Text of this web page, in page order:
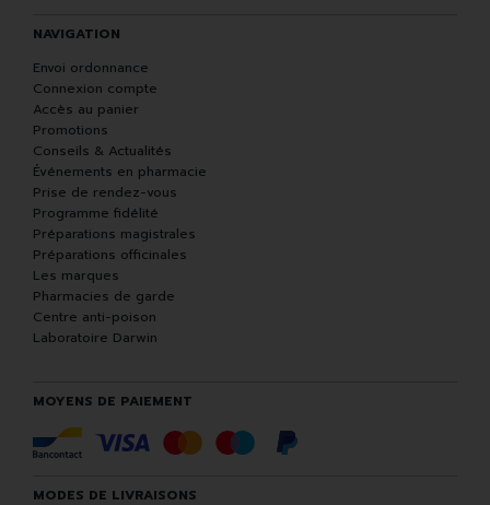
NAVIGATION
Envoi ordonnance
Connexion compte
Accès au panier
Promotions
Conseils & Actualités
Événements en pharmacie
Prise de rendez-vous
Programme fidélité
Préparations magistrales
Préparations officinales
Les marques
Pharmacies de garde
Centre anti-poison
Laboratoire Darwin
MOYENS DE PAIEMENT
MODES DE LIVRAISONS